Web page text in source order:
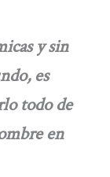
y sin
es
todo de
en